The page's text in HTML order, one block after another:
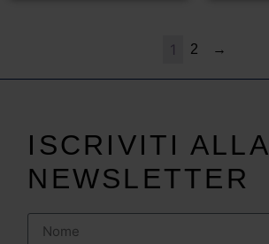
1 2 →
ISCRIVITI ALLA
NEWSLETTER